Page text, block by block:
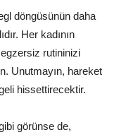
döngüsünün daha
Her kadının
rutininizi
Unutmayın, hareket
hissettirecektir.
görünse de,